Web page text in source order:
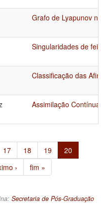
Grafo de Lyapunov
Singularidades de
Classificação das
Assimilação
17 18 19
20
› fim »
Secretaria de Pós-Graduação